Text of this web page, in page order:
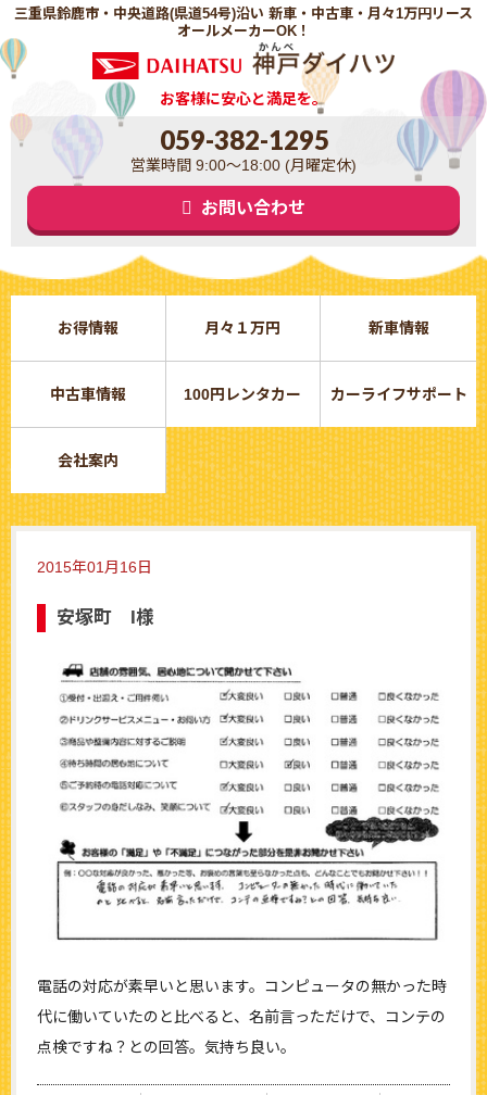
三重県鈴鹿市・中央道路(県道54号)沿い 新車・中古車・月々1万円リース
オールメーカーOK！
お客様に安心と満足を。
059-382-1295
営業時間 9:00～18:00 (月曜定休)
お問い合わせ
お得情報 月々１万円 新車情報
中古車情報 100円レンタカー カーライフサポート
会社案内
2015年01月16日
安塚町 I様
電話の対応が素早いと思います。コンピュータの無かった時
代に働いていたのと比べると、名前言っただけで、コンテの
点検ですね？との回答。気持ち良い。